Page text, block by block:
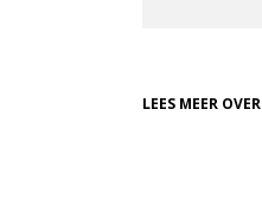
LEES MEER OVER